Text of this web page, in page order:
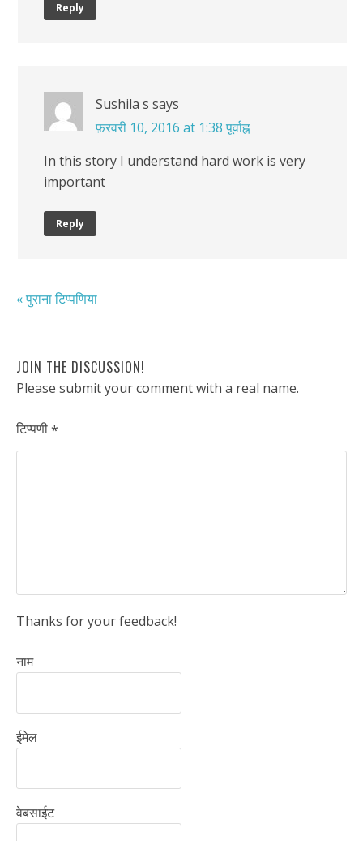
Reply
Sushila s says
फ़रवरी 10, 2016 at 1:38 पूर्वाह्न
In this story I understand hard work is very
important
Reply
« पुराना टिप्पणिया
JOIN THE DISCUSSION!
Please submit your comment with a real name.
टिप्पणी*
Thanks for your feedback!
नाम
ईमेल
वेबसाईट